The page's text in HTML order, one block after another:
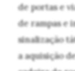
de portas e
de rampas e
sinalização
a aquisição